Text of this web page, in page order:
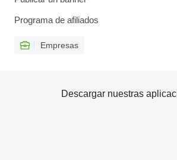
Programa de afiliados
Empresas
Descargar nuestras